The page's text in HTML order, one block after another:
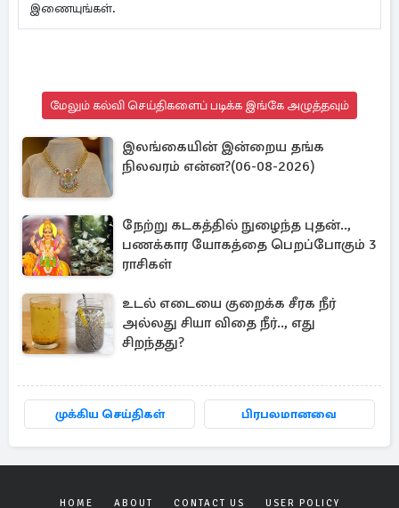
இணையுங்கள்.
மேலும் கல்வி செய்திகளைப் படிக்க இங்கே அழுத்தவும்
இலங்கையின் இன்றைய தங்க
நிலவரம் என்ன?(06-08-2026)
நேற்று கடகத்தில் நுழைந்த புதன்..,
பணக்கார யோகத்தை பெறப்போகும் 3
ராசிகள்
உடல் எடையை குறைக்க சீரக நீர்
அல்லது சியா விதை நீர்.., எது
சிறந்தது?
முக்கிய செய்திகள் பிரபலமானவை
HOME ABOUT CONTACT US USER POLICY